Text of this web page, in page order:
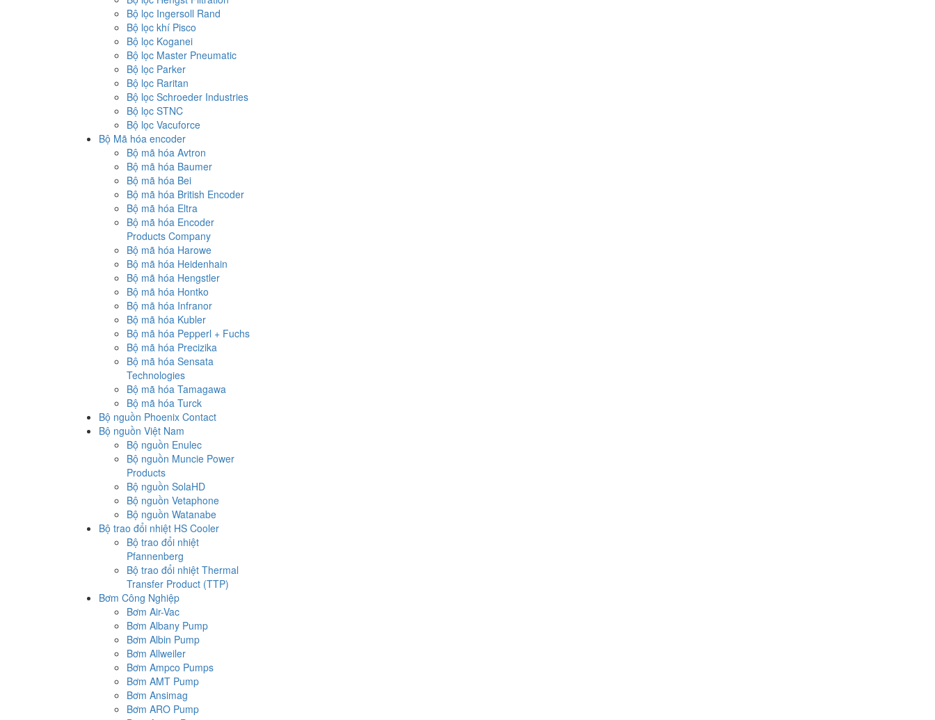
Bộ lọc Ingersoll Rand
Bộ lọc khí Pisco
Bộ lọc Koganei
Bộ lọc Master Pneumatic
Bộ lọc Parker
Bộ lọc Raritan
Bộ lọc Schroeder Industries
Bộ lọc STNC
Bộ lọc Vacuforce
Bộ Mã hóa encoder
Bộ mã hóa Avtron
Bộ mã hóa Baumer
Bộ mã hóa Bei
Bộ mã hóa British Encoder
Bộ mã hóa Eltra
Bộ mã hóa Encoder
Products Company
Bộ mã hóa Harowe
Bộ mã hóa Heidenhain
Bộ mã hóa Hengstler
Bộ mã hóa Hontko
Bộ mã hóa Infranor
Bộ mã hóa Kubler
Bộ mã hóa Pepperl + Fuchs
Bộ mã hóa Precizika
Bộ mã hóa Sensata
Technologies
Bộ mã hóa Tamagawa
Bộ mã hóa Turck
Bộ nguồn Phoenix Contact
Bộ nguồn Việt Nam
Bộ nguồn Enulec
Bộ nguồn Muncie Power
Products
Bộ nguồn SolaHD
Bộ nguồn Vetaphone
Bộ nguồn Watanabe
Bộ trao đổi nhiệt HS Cooler
Bộ trao đổi nhiệt
Pfannenberg
Bộ trao đổi nhiệt Thermal
Transfer Product (TTP)
Bơm Công Nghiệp
Bơm Air-Vac
Bơm Albany Pump
Bơm Albin Pump
Bơm Allweiler
Bơm Ampco Pumps
Bơm AMT Pump
Bơm Ansimag
Bơm ARO Pump